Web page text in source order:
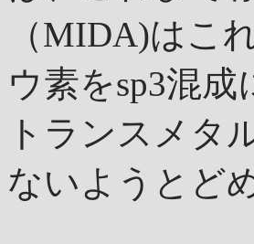
（MIDA)はこ
ウ素をsp3混
トランスメタ
ないようとど